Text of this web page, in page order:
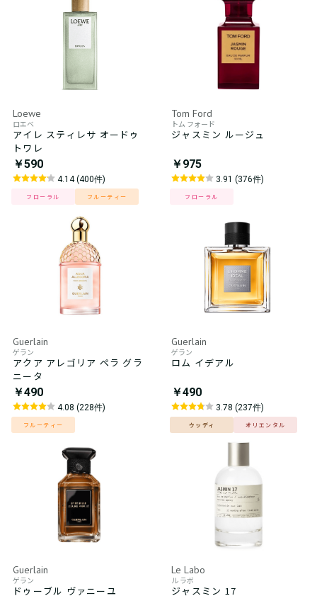
Loewe
ロエベ
アイレ スティレサ オードゥ
トワレ
￥590
4.14 (400件)
フローラル フルーティー
Tom Ford
トム フォード
ジャスミン ルージュ
￥975
3.91 (376件)
フローラル
Guerlain
ゲラン
アクア アレゴリア ペラ グラ
ニータ
￥490
4.08 (228件)
フルーティー
Guerlain
ゲラン
ロム イデアル
￥490
3.78 (237件)
ウッディ オリエンタル
Guerlain
ゲラン
ドゥーブル ヴァニーユ
Le Labo
ル ラボ
ジャスミン 17